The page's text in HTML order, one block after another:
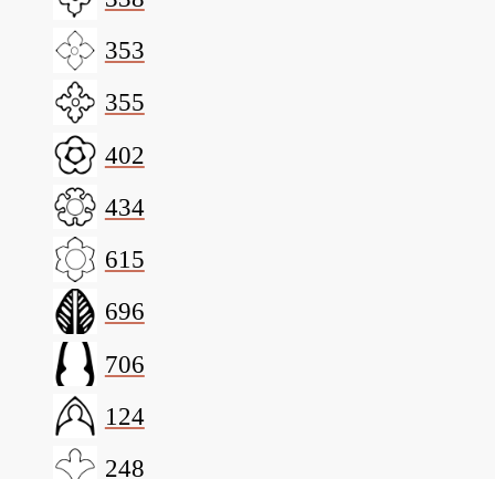
353
355
402
434
615
696
706
124
248